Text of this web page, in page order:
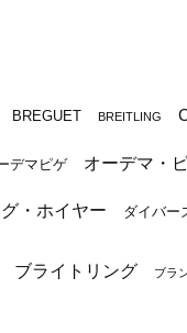
BREGUET BREITLING
デマピゲ オーデマ・
・ホイヤー ダイバー
ブライトリング ブラ